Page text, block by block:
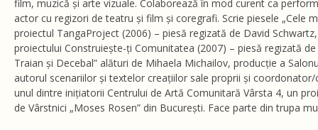
film, muzică și arte vizuale. Colaborează în mod curent ca
actor cu regizori de teatru și film și coregrafi. Scrie piesele „Cele
proiectul TangaProject (2006) – piesă regizată de David Schwartz,
proiectului Construiește-ți Comunitatea (2007) – piesă regizată
Traian și Decebal” alături de Mihaela Michailov, producție a
autorul scenariilor și textelor creațiilor sale proprii și
unul dintre inițiatorii Centrului de Artă Comunitară Vârsta 4, un
de Vârstnici „Moses Rosen” din București. Face parte din trupa